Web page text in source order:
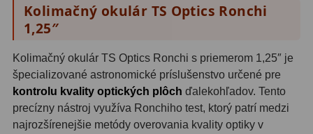
Mesačné a polarizačné
CLS a UHC14
Širokopásmové2
Kolimačný okulár TS Optics Ronchi
1,25″
Kolimačný okulár TS Optics Ronchi s priemerom 1,25″ je
špecializované astronomické príslušenstvo určené pre
kontrolu kvality optických plôch ďalekohľadov. Tento
precízny nástroj využíva Ronchiho test, ktorý patrí medzi
najrozšírenejšie metódy overovania kvality optiky v